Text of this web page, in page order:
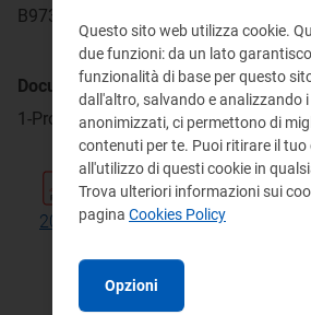
B973091669
Documenti di gara:
1-Provvedimenti
Atto di affidamento del 5
2025
Questo sito web utilizza cookie.
due funzioni: da un lato
funzionalità di base per questo
dall'altro, salvando e analizzando
anonimizzati, ci permettono di
contenuti per te. Puoi ritirare il tuo
all'utilizzo di questi cookie in
Trova ulteriori informazioni sui
pagina Cookies Policy
Opzioni